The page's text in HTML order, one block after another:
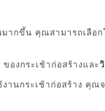
กขึ้น คุณสามารถเลือก
องกระเช้าก่อสร้างและ
านกระเช้าก่อสร้าง คุณ